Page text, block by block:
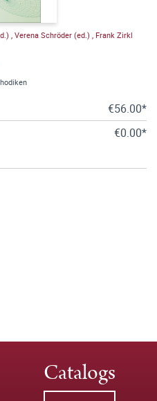
Verena Schröder (ed.)
Frank Zirkl
€56.00*
€0.00*
Catalogs